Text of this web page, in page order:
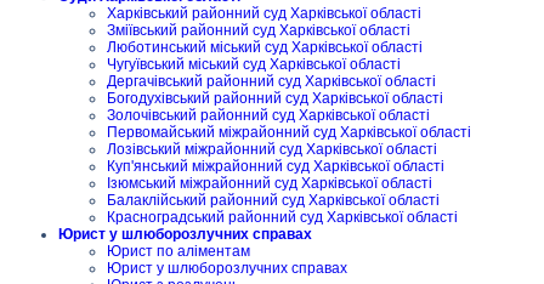
Харківський районний суд Харківської області
Зміївський районний суд Харківської області
Люботинський міський суд Харківської області
Чугуївський міський суд Харківської області
Дергачівський районний суд Харківської області
Богодухівський районний суд Харківської області
Золочівський районний суд Харківської області
Первомайський міжрайонний суд Харківської області
Лозівський міжрайонний суд Харківської області
Куп'янський міжрайонний суд Харківської області
Ізюмський міжрайонний суд Харківської області
Балаклійський районний суд Харківської області
Красноградський районний суд Харківської області
Юрист у шлюборозлучних справах
Юрист по аліментам
Юрист у шлюборозлучних справах